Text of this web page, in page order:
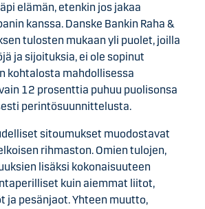
elämän, etenkin jos jakaa
kanssa. Danske Bankin Raha &
tulosten mukaan yli puolet, joilla
ja sijoituksia, ei ole sopinut
kohtalosta mahdollisessa
12 prosenttia puhuu puolisonsa
perintösuunnittelusta.
sitoumukset muodostavat
rihmaston. Omien tulojen,
lisäksi kokonaisuuteen
kuin aiemmat liitot,
ja pesänjaot. Yhteen muutto,